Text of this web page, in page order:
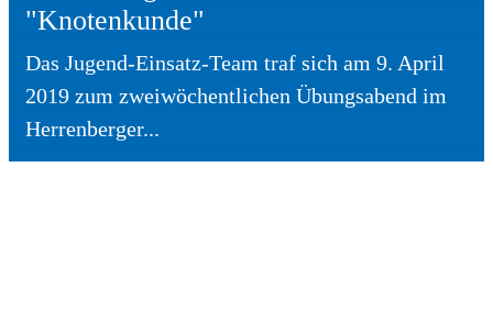
"Knotenkunde"
Das Jugend-Einsatz-Team traf sich am 9. April
2019 zum zweiwöchentlichen Übungsabend im
Herrenberger...